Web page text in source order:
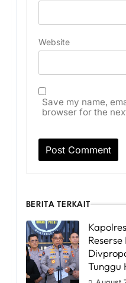
Website
Save my name,
browser for the
BERITA TERKAIT
Tunggu